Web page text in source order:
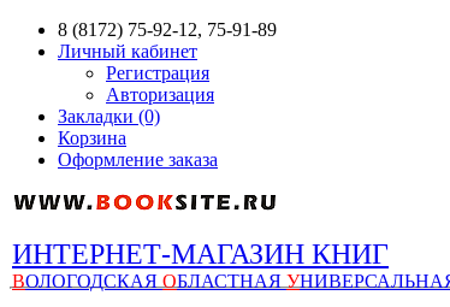
8 (8172) 75-92-12, 75-91-89
Личный кабинет
Регистрация
Авторизация
Закладки (0)
Корзина
Оформление заказа
ИНТЕРНЕТ-МАГАЗИН КНИГ
ВОЛОГОДСКАЯ ОБЛАСТНАЯ У